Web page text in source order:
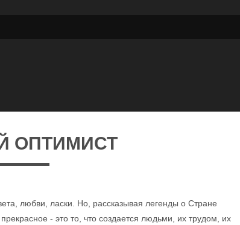
ОПТИМИСТ
любви, ласки. Но, рассказывая легенды о Стране
- это то, что создается людьми, их трудом, их